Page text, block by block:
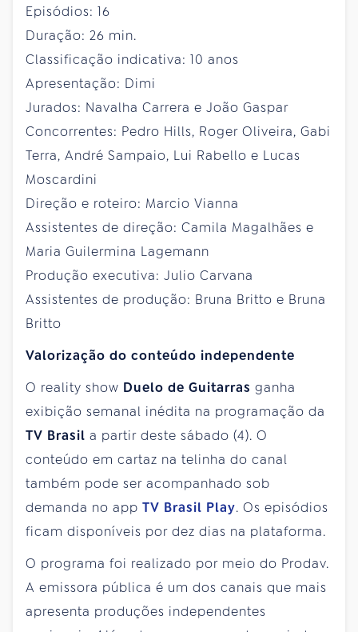
Episódios: 16
Duração: 26 min.
Classificação indicativa: 10 anos
Apresentação: Dimi
Jurados: Navalha Carrera e João Gaspar
Concorrentes: Pedro Hills, Roger Oliveira, Gabi
Terra, André Sampaio, Lui Rabello e Lucas
Moscardini
Direção e roteiro: Marcio Vianna
Assistentes de direção: Camila Magalhães e
Maria Guilermina Lagemann
Produção executiva: Julio Carvana
Assistentes de produção: Bruna Britto e Bruna
Britto
Valorização do conteúdo independente
O reality show Duelo de Guitarras ganha
exibição semanal inédita na programação da
TV Brasil a partir deste sábado (4). O
conteúdo em cartaz na telinha do canal
também pode ser acompanhado sob
demanda no app TV Brasil Play. Os episódios
ficam disponíveis por dez dias na plataforma.
O programa foi realizado por meio do Prodav.
A emissora pública é um dos canais que mais
apresenta produções independentes